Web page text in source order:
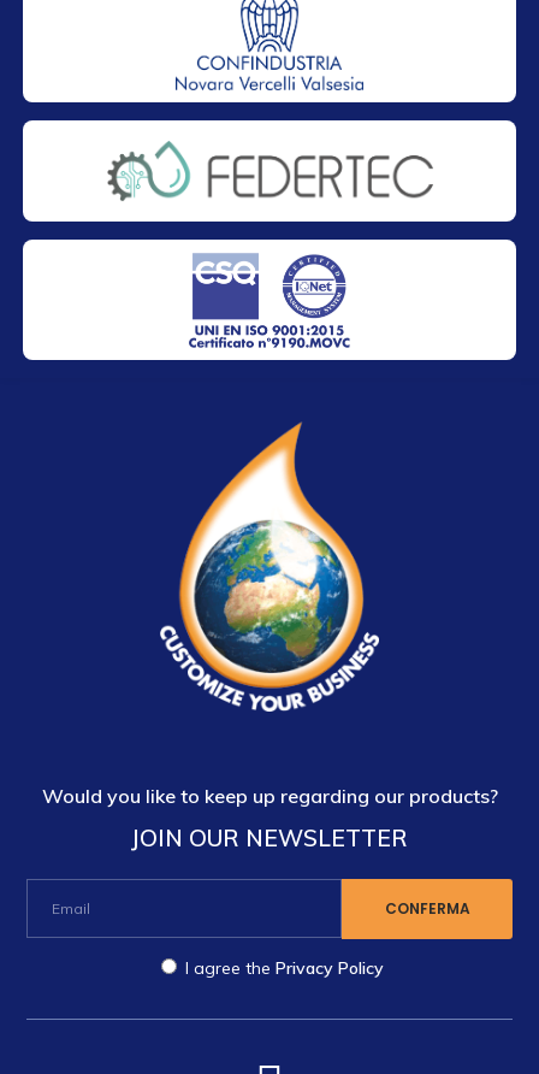
Would you like to keep up regarding our products?
JOIN OUR NEWSLETTER
I agree the Privacy Policy